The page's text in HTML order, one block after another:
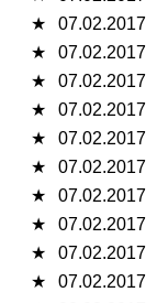
★
07.02.2017
★
07.02.2017
★
07.02.2017
★
07.02.2017
★
07.02.2017
★
07.02.2017
★
07.02.2017
★
07.02.2017
★
07.02.2017
★
07.02.2017